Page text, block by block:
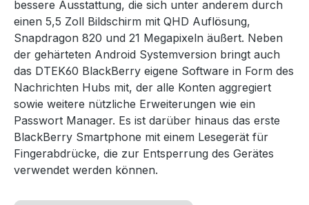
bessere Ausstattung, die sich unter anderem durch
einen 5,5 Zoll Bildschirm mit QHD Auflösung,
Snapdragon 820 und 21 Megapixeln äußert. Neben
der gehärteten Android Systemversion bringt auch
das DTEK60 BlackBerry eigene Software in Form des
Nachrichten Hubs mit, der alle Konten aggregiert
sowie weitere nützliche Erweiterungen wie ein
Passwort Manager. Es ist darüber hinaus das erste
BlackBerry Smartphone mit einem Lesegerät für
Fingerabdrücke, die zur Entsperrung des Gerätes
verwendet werden können.